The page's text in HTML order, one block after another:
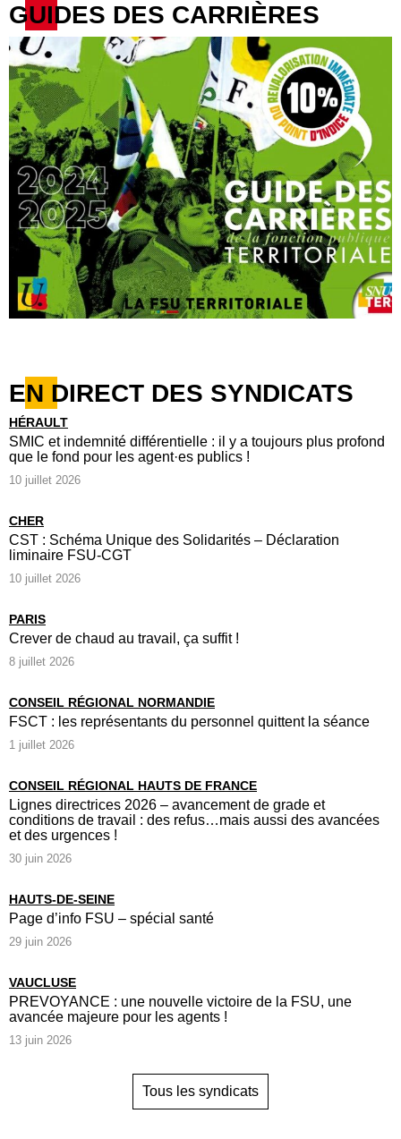
GUIDES DES CARRIÈRES
EN DIRECT DES SYNDICATS
HÉRAULT
SMIC et indemnité différentielle : il y a toujours plus profond
que le fond pour les agent·es publics !
10 juillet 2026
CHER
CST : Schéma Unique des Solidarités – Déclaration
liminaire FSU-CGT
10 juillet 2026
PARIS
Crever de chaud au travail, ça suffit !
8 juillet 2026
CONSEIL RÉGIONAL NORMANDIE
FSCT : les représentants du personnel quittent la séance
1 juillet 2026
CONSEIL RÉGIONAL HAUTS DE FRANCE
Lignes directrices 2026 – avancement de grade et
conditions de travail : des refus…mais aussi des avancées
et des urgences !
30 juin 2026
HAUTS-DE-SEINE
Page d’info FSU – spécial santé
29 juin 2026
VAUCLUSE
PREVOYANCE : une nouvelle victoire de la FSU, une
avancée majeure pour les agents !
13 juin 2026
Tous les syndicats